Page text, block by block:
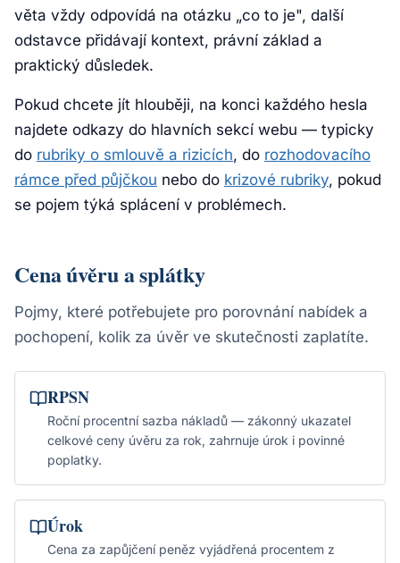
věta vždy odpovídá na otázku „co to je", další
odstavce přidávají kontext, právní základ a
praktický důsledek.
Pokud chcete jít hlouběji, na konci každého hesla
najdete odkazy do hlavních sekcí webu — typicky
do rubriky o smlouvě a rizicích, do rozhodovacího
rámce před půjčkou nebo do krizové rubriky, pokud
se pojem týká splácení v problémech.
Cena úvěru a splátky
Pojmy, které potřebujete pro porovnání nabídek a
pochopení, kolik za úvěr ve skutečnosti zaplatíte.
RPSN
Roční procentní sazba nákladů — zákonný ukazatel
celkové ceny úvěru za rok, zahrnuje úrok i povinné
poplatky.
Úrok
Cena za zapůjčení peněz vyjádřená procentem z